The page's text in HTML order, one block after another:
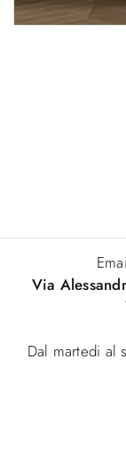
Via
Dal martedi